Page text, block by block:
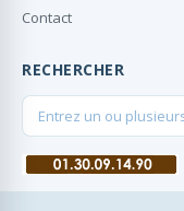
Contact
RECHERCHER